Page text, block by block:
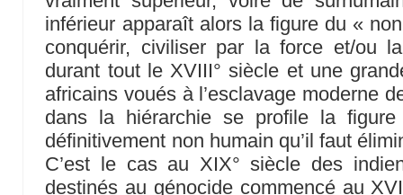
inférieur apparaît alors la figure du «
conquérir, civiliser par la force et/ou
durant tout le XVIII° siècle et une
africains voués à l’esclavage moderne
dans la hiérarchie se profile la figure
définitivement non humain qu’il faut
C’est le cas au XIX° siècle des
destinés au génocide commencé au